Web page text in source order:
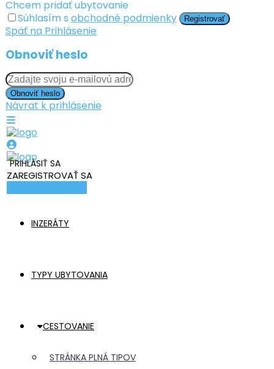
Chcem pridať ubytovanie
Súhlasím s obchodné podmienky Registrovať
Späť na Prihlásenie
Obnoviť heslo
Obnoviť heslo
Návrat k prihlásenie
PRIHLÁSIŤ SA
ZAREGISTROVAŤ SA
INZERÁTY
TYPY UBYTOVANIA
CESTOVANIE
STRÁNKA PLNÁ TIPOV